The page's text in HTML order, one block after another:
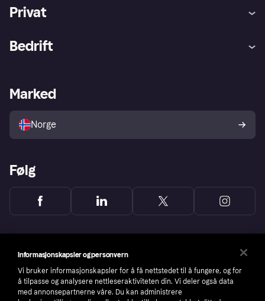
Privat
Utforsk butikker
Bedrift
Merchant portal
Marked
Norge
Følg
Informasjonskapsler og personvern
Vi bruker informasjonskapsler for å få nettstedet til å fungere, og for
å tilpasse og analysere nettleseraktiviteten din. Vi deler også data
med annonsepartnerne våre. Du kan administrere